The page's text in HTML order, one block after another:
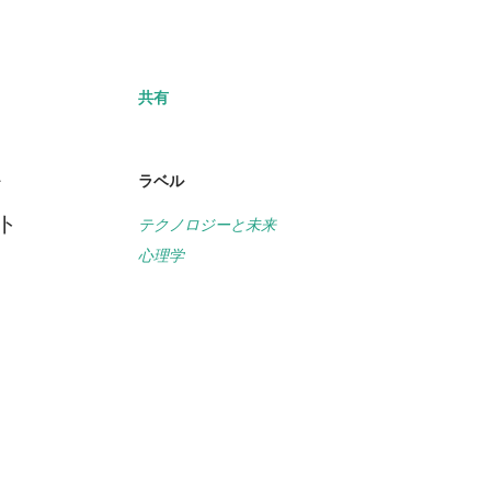
共有
ラベル
テクノロジーと未来
心理学